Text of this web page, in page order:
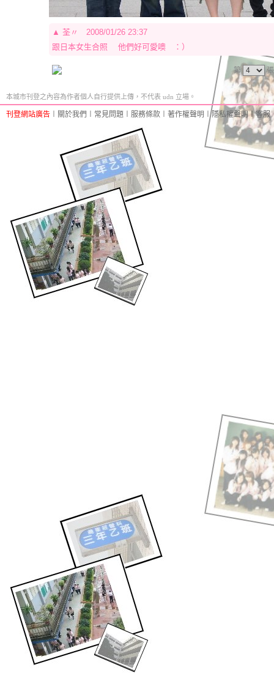
▲ 荃〃
2008/01/26 23:37
跟日本女生合照 他們好可愛噢 ：）
第
本城市刊登之內容為作者個人自行提供上傳，不代表 udn 立場。
刊登網站廣告 關於我們 常見問題 服務條款 著作權聲明 ︱隱私權聲明︱客服